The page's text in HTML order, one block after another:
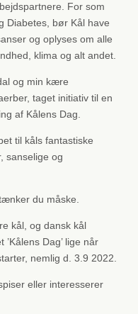
For som
Diabetes, bør Kål have
og oplyses om alle
klima og alt andet.
og min kære
taget initiativ til en
af Kålens Dag.
til kåls fantastiske
sanselige og
du måske.
kål, og dansk kål
Dag’ lige når
nemlig d. 3.9 2022.
eller interesserer